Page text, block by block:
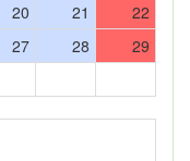
20 21
22
27 28
29